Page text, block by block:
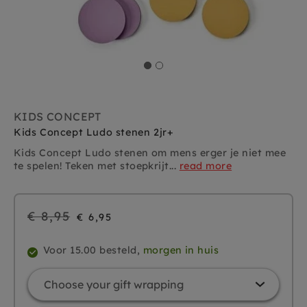
KIDS CONCEPT
Kids Concept Ludo stenen 2jr+
Kids Concept Ludo stenen om mens erger je niet mee
te spelen! Teken met stoepkrijt... read more
Regular
price
€ 8,95 € 6,95
Voor 15.00 besteld, morgen in huis